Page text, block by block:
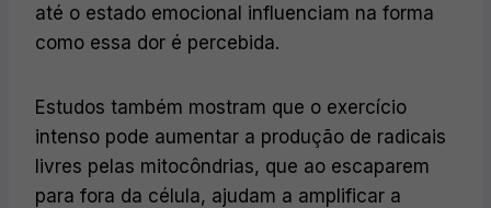
até o estado emocional influenciam na forma
como essa dor é percebida.
Estudos também mostram que o exercício
intenso pode aumentar a produção de radicais
livres pelas mitocôndrias, que ao escaparem
para fora da célula, ajudam a amplificar a